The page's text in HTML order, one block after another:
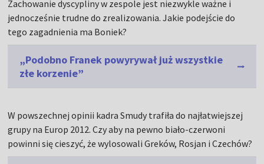
Zachowanie dyscypliny w zespole jest niezwykle ważne i
jednocześnie trudne do zrealizowania. Jakie podejście do
tego zagadnienia ma Boniek?
„Podobno Franek powyrywał już wszystkie
złe korzenie”
W powszechnej opinii kadra Smudy trafiła do najłatwiejszej
grupy na Europ 2012. Czy aby na pewno biało-czerwoni
powinni się cieszyć, że wylosowali Greków, Rosjan i Czechów?